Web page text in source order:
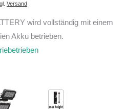
Versand
wird vollständig mit einem
Akku betrieben.